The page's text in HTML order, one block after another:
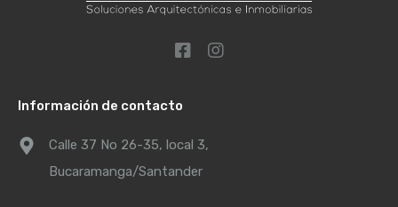
Información de contacto
Calle 37 No 26-35, local 3,
Bucaramanga/Santander